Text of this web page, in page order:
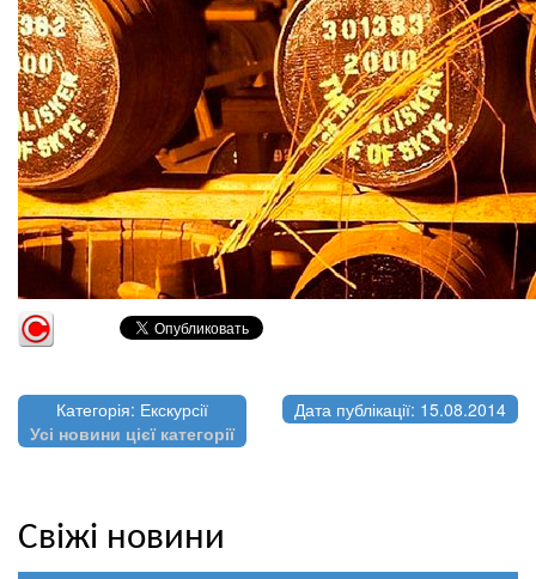
Категорія: Екскурсії
Усі новини цієї категорії
Дата публікації: 15.08.2014
Свіжі новини